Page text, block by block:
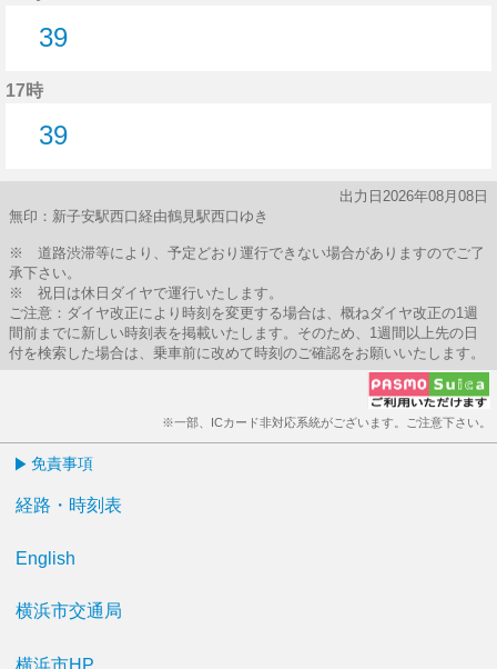
39
17時
39
出力日2026年08月08日
無印：新子安駅西口経由鶴見駅西口ゆき
※ 道路渋滞等により、予定どおり運行できない場合がありますのでご了
承下さい。
※ 祝日は休日ダイヤで運行いたします。
ご注意：ダイヤ改正により時刻を変更する場合は、概ねダイヤ改正の1週
間前までに新しい時刻表を掲載いたします。そのため、1週間以上先の日
付を検索した場合は、乗車前に改めて時刻のご確認をお願いいたします。
※一部、ICカード非対応系統がございます。ご注意下さい。
免責事項
経路・時刻表
English
横浜市交通局
横浜市HP